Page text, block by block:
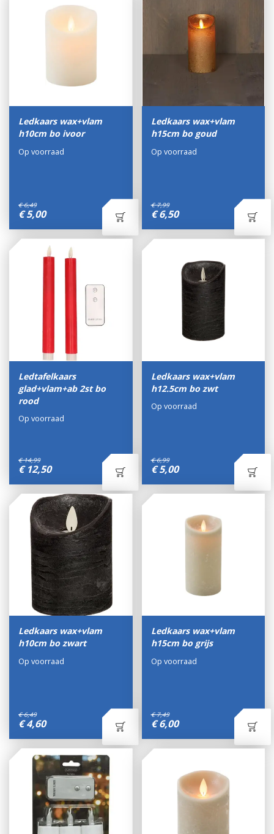
Ledkaars wax+vlam
h10cm bo ivoor
€ 6,49
€ 5,00
Op voorraad
Ledkaars wax+vlam
h15cm bo goud
€ 7,99
€ 6,50
Op voorraad
Ledtafelkaars
glad+vlam+ab 2st bo
rood
€ 14,99
€ 12,50
Op voorraad
Ledkaars wax+vlam
h12.5cm bo zwt
€ 6,99
€ 5,00
Op voorraad
Ledkaars wax+vlam
h10cm bo zwart
€ 6,49
€ 4,60
Op voorraad
Ledkaars wax+vlam
h15cm bo grijs
€ 7,49
€ 6,00
Op voorraad